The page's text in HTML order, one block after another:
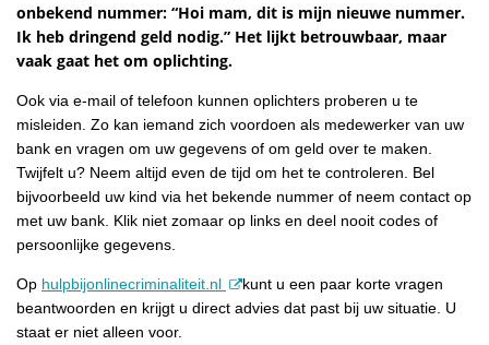
onbekend nummer: “Hoi mam, dit is mijn nieuwe nummer.
Ik heb dringend geld nodig.” Het lijkt betrouwbaar, maar
vaak gaat het om oplichting.
Ook via e-mail of telefoon kunnen oplichters proberen u te
misleiden. Zo kan iemand zich voordoen als medewerker van uw
bank en vragen om uw gegevens of om geld over te maken.
Twijfelt u? Neem altijd even de tijd om het te controleren. Bel
bijvoorbeeld uw kind via het bekende nummer of neem contact op
met uw bank. Klik niet zomaar op links en deel nooit codes of
persoonlijke gegevens.
Op hulpbijonlinecriminaliteit.nl
kunt u een paar korte vragen
beantwoorden en krijgt u direct advies dat past bij uw situatie. U
staat er niet alleen voor.